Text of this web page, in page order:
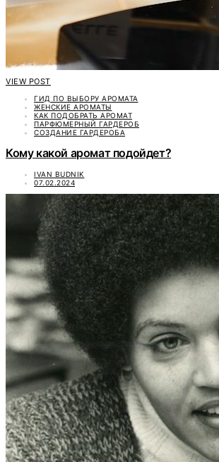
VIEW POST
ГИД ПО ВЫБОРУ АРОМАТА
ЖЕНСКИЕ АРОМАТЫ
КАК ПОДОБРАТЬ АРОМАТ
ПАРФЮМЕРНЫЙ ГАРДЕРОБ
СОЗДАНИЕ ГАРДЕРОБА
Кому какой аромат подойдет?
IVAN BUDNIK
07.02.2024